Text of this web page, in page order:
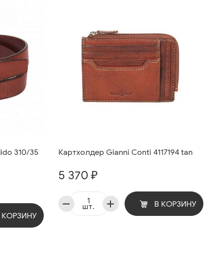
310/35
КОРЗИНУ
Картхолдер Gianni Conti 4117194 tan
5 370 ₽
шт. В КОРЗИНУ